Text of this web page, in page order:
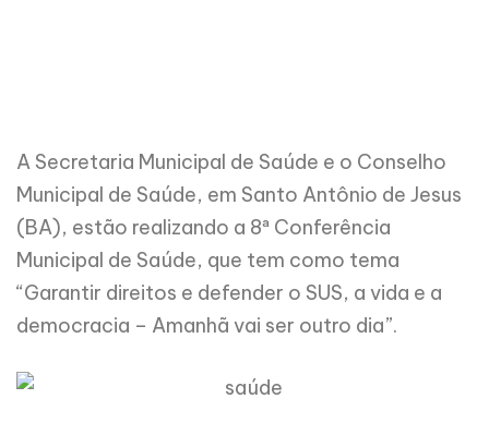
A Secretaria Municipal de Saúde e o Conselho
Municipal de Saúde, em Santo Antônio de Jesus
(BA), estão realizando a 8ª Conferência
Municipal de Saúde, que tem como tema
“Garantir direitos e defender o SUS, a vida e a
democracia – Amanhã vai ser outro dia”.